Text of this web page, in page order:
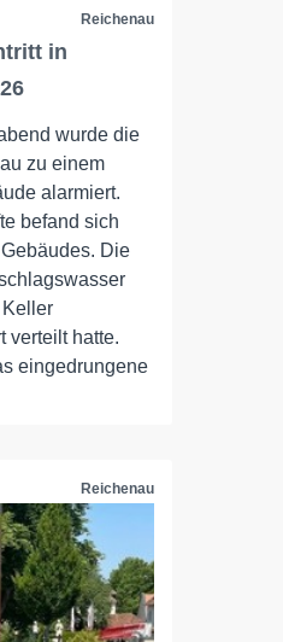
Reichenau
in
wurde die
zu einem
alarmiert.
befand sich
Die
verteilt hatte.
eingedrungene
Reichenau